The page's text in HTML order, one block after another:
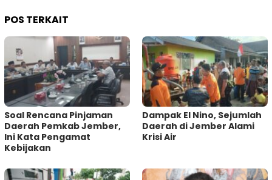
POS TERKAIT
‎Soal Rencana Pinjaman
Daerah Pemkab Jember,
Ini Kata Pengamat
Kebijakan ‎
Dampak El Nino, Sejumlah
Daerah di Jember Alami
Krisi Air